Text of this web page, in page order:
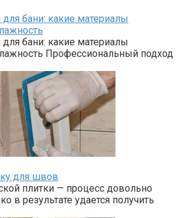
бани: какие материалы
бани: какие материалы
Профессиональный подход
для швов
плитки — процесс довольно
в результате удается получить